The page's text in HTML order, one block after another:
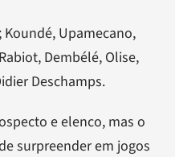
Koundé, Upamecano,
Dembélé, Olise,
Deschamps.
e elenco, mas o
surpreender em jogos